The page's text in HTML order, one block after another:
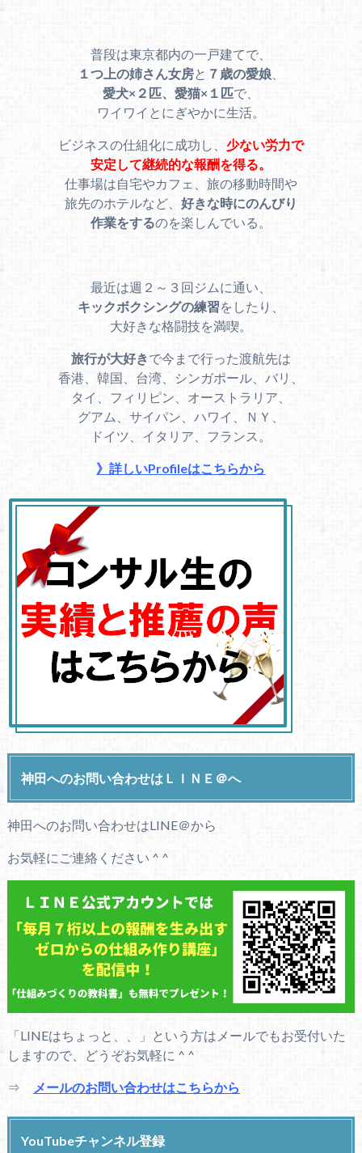
普段は東京都内の一戸建てで、
１つ上の姉さん女房と ７歳の愛娘、
愛犬×２匹、愛猫×１匹で、
ワイワイとにぎやかに生活。
ビジネスの仕組化に成功し、 少ない労力で
安定して継続的な報酬を得る。
仕事場は自宅やカフェ、旅の移動時間や
旅先のホテルなど、 好きな時にのんびり
作業をするのを楽しんでいる。
最近は週２～３回ジムに通い、
キックボクシングの練習をしたり、
大好きな格闘技を満喫。
旅行が大好きで今まで行った渡航先は
香港、韓国、台湾、シンガポール、バリ、
タイ、フィリピン、オーストラリア、
グアム、サイパン、ハワイ、ＮＹ、
ドイツ、イタリア、フランス。
》詳しいProfileはこちらから
神田へのお問い合わせはＬＩＮＥ＠へ
神田へのお問い合わせはLINE＠から
お気軽にご連絡ください ^ ^
「LINEはちょっと、、」という方はメールでもお受付いた
しますので、どうぞお気軽に ^ ^
⇒ メールのお問い合わせはこちらから
YouTubeチャンネル登録